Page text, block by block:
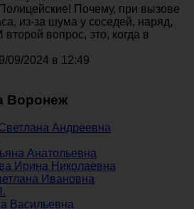
Почему, при вызове
из-за шума у соседей, наряд,
вопрос, это, когда в
09/2024 в 12:49
Воронеж
Андреевна
Анатольевна
Ирина Николаевна
Ивановна
Васильевна